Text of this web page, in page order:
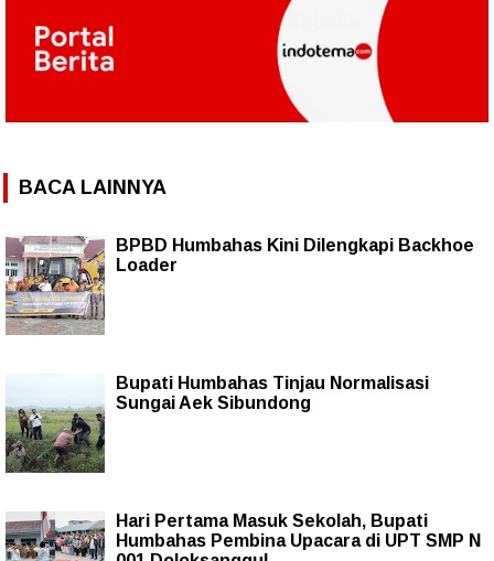
BACA LAINNYA
BPBD Humbahas Kini Dilengkapi Backhoe
Loader
Bupati Humbahas Tinjau Normalisasi
Sungai Aek Sibundong
Hari Pertama Masuk Sekolah, Bupati
Humbahas Pembina Upacara di UPT SMP N